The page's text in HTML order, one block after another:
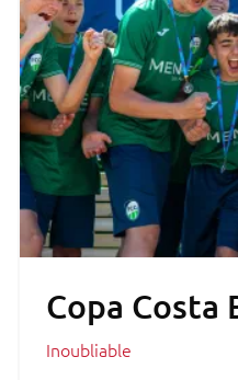
Copa Costa
Inoubliable